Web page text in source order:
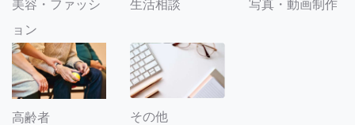
美容・ファッシ
ョン
生活相談 写真・動画制作
高齢者 その他